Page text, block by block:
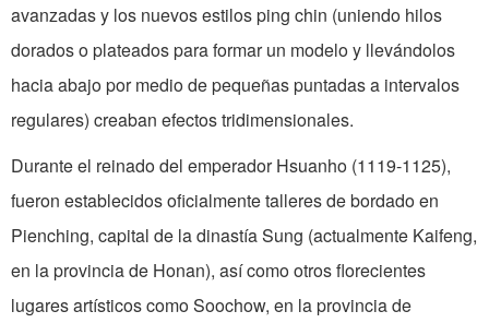
avanzadas y los nuevos estilos ping chin (uniendo hilos
dorados o plateados para formar un modelo y llevándolos
hacia abajo por medio de pequeñas puntadas a intervalos
regulares) creaban efectos tridimensionales.
Durante el reinado del emperador Hsuanho (1119-1125),
fueron establecidos oficialmente talleres de bordado en
Pienching, capital de la dinastía Sung (actualmente Kaifeng,
en la provincia de Honan), así como otros florecientes
lugares artísticos como Soochow, en la provincia de